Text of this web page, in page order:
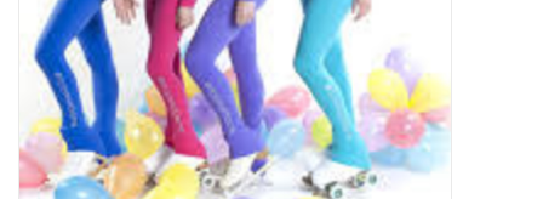
SALE
Merken
Gift Card